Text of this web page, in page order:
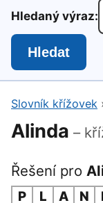
Hledaný výraz:
Hledat
Slovník křížovek
Alinda –
Řešení pro
P L A N